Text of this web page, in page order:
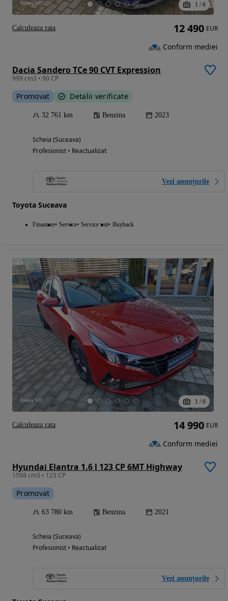
1 / 6
Dacia Sandero TCe 90 CVT Expression
999 cm3 • 90 CP
Promovat Detalii verificate
32 761 km Benzina 2023
Scheia (Suceava)
Profesionist • Reactualizat
Vezi anunțurile
Toyota Suceava
Finantare Service Service roti Buyback
12 490 EUR
Conform mediei
Calculeaza rata
1 / 6
Hyundai Elantra 1.6 l 123 CP 6MT Highway
1598 cm3 • 123 CP
Promovat
63 780 km Benzina 2021
Scheia (Suceava)
Profesionist • Reactualizat
Vezi anunțurile
14 990 EUR
Conform mediei
Calculeaza rata